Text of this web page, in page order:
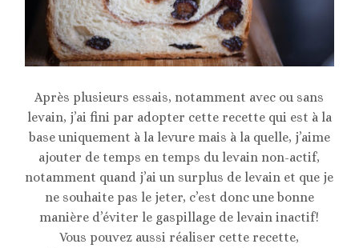
Après plusieurs essais, notamment avec ou sans
levain, j’ai fini par adopter cette recette qui est à la
base uniquement à la levure mais à la quelle, j’aime
ajouter de temps en temps du levain non-actif,
notamment quand j’ai un surplus de levain et que je
ne souhaite pas le jeter, c’est donc une bonne
manière d’éviter le gaspillage de levain inactif!
Vous pouvez aussi réaliser cette recette,